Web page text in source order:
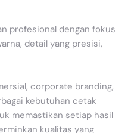
profesional dengan fokus
detail yang presisi,
corporate branding,
kebutuhan cetak
memastikan setiap hasil
kualitas yang